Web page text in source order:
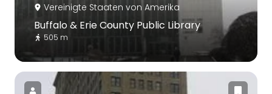
Vereinigte Staaten von Amerika
Buffalo & Erie County Public Library
505 m